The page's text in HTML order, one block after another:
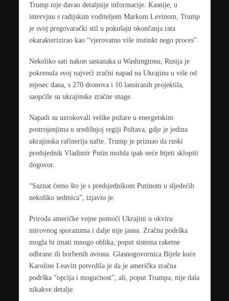
Trump nije davao detaljnije informacije. Kasnije, u
intervjuu s radijskim voditeljem Markom Levinom, Trump
je svoj pregovarački stil u pokušaju okončanja rata
okarakterizirao kao “vjerovatno više instinkt nego proces”.
Nekoliko sati nakon sastanaka u Washingtonu, Rusija je
pokrenula svoj najveći zračni napad na Ukrajinu u više od
mjesec dana, s 270 dronova i 10 lansiranih projektila,
saopćile su ukrajinske zračne snage.
Napadi su uzrokovali velike požare u energetskim
postrojenjima u središnjoj regiji Poltava, gdje je jedina
ukrajinska rafinerija nafte. Trump je priznao da ruski
predsjednik Vladimir Putin možda ipak neće htjeti sklopiti
dogovor.
“Saznat ćemo što je s predsjednikom Putinom u sljedećih
nekoliko sedmica”, izjavio je.
Priroda američke vojne pomoći Ukrajini u okviru
mirovnog sporazuma i dalje nije jasna. Zračna podrška
mogla bi imati mnogo oblika, poput sistema raketne
odbrane ili borbenih aviona. Glasnogovornica Bijele kuće
Karoline Leavitt potvrdila je da je američka zračna
podrška “opcija i mogućnost”, ali, poput Trumpa, nije dala
nikakve detalje.